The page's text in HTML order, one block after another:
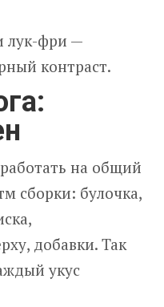
лук-фри —
контраст.
на общий
сборки: булочка,
добавки. Так
укус